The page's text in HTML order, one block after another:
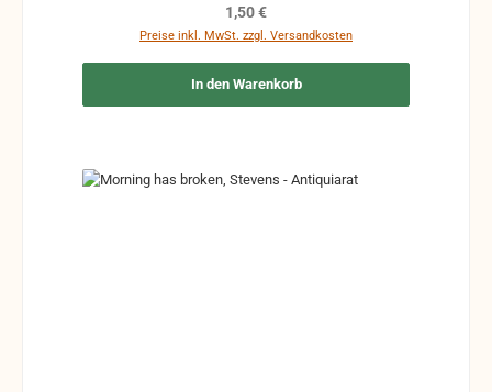
Regulärer Preis:
1,50 €
Preise inkl. MwSt. zzgl. Versandkosten
In den Warenkorb